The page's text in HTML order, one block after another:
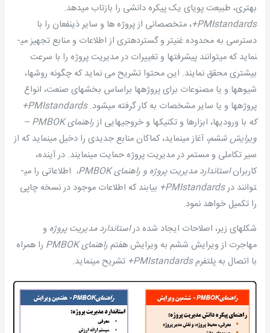
بهتری، طبیعت پویای یک پیکره دانشی را بازتاب می­دهد.
PMIstandards+ ، متخصصانی از پروژه ها و سایر ذینفعان را با
دسترسی به محدوده غنی­تر و گسترده­تری از اطلاعات و منابع تجهیز می­
نماید که می­توانند پیشرفتها و تغییرات در مدیریت پروژه را با سرعت
بیشتری محقق نمایند. این محتوا تشریح می ­نماید که چگونه روشها،
شیوه­ها و یا مصنوعات برای پروژه­ها براساس بخشهای صنعت، انواع
پروژه­ها و یا سایر مشخصات به کار گرفته می­شود.PMIstandards+
که با ورودیها، ابزارها و تکنیکها و خروجیهایی ازراهنمایPMBOK
–
ویرایش ششم،آغاز می­نماید، کماکان منابع جدیدی را دخیل می­نماید که از
سیر تکاملی و مستمر در مدیریت پروژه حمایت می­نمایند. در آینده،
کاربراناستاندارد مدیریت پروژه و راهنمایPMBOK،اطلاعاتی را می­
توانند درPMIstandards+ بیابند که اطلاعات موجود در نسخه چاپی
را تکمیل خواهد نمود.
شکلهای زیر، اصلاحات ایجاد شده دراستاندارد مدیریت پروژه و
مهاجرت از ویرایش ششم به ویرایش هفتمراهنمایPMBOK را همراه
با اتصال به پلتفرمPMIstandards+ تشریح می­نماید.